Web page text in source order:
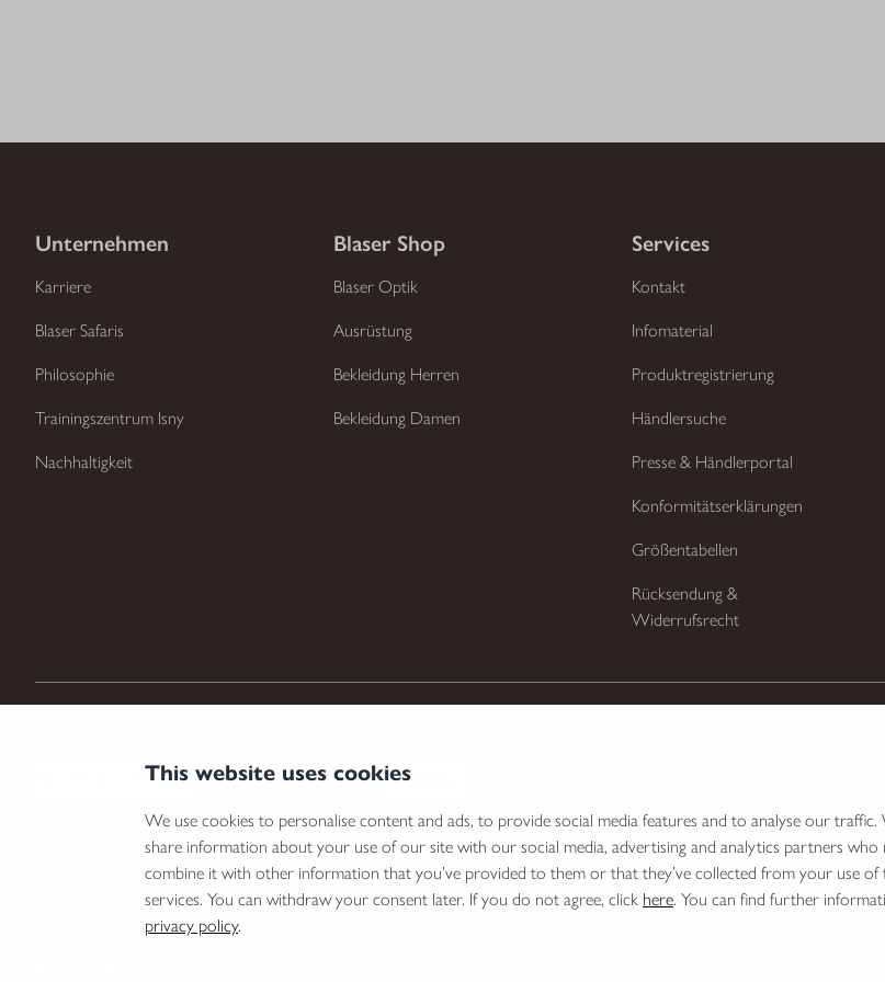
This website uses cookies
We use cookies to personalise content and ads, to provide social media features and to analyse our traffic.
share information about your use of our site with our social media, advertising and analytics partners who
combine it with other information that you’ve provided to them or that they’ve collected from your use of
services. You can withdraw your consent later. If you do not agree, click here. You can find further
privacy policy.
Unternehmen
Karriere
Blaser Safaris
Philosophie
Trainingszentrum Isny
Nachhaltigkeit
Blaser Shop
Blaser Optik
Ausrüstung
Bekleidung Herren
Bekleidung Damen
Services
Kontakt
Infomaterial
Produktregistrierung
Händlersuche
Presse & Händlerportal
Konformitätserklärungen
Größentabellen
Rücksendung &
Widerrufsrecht